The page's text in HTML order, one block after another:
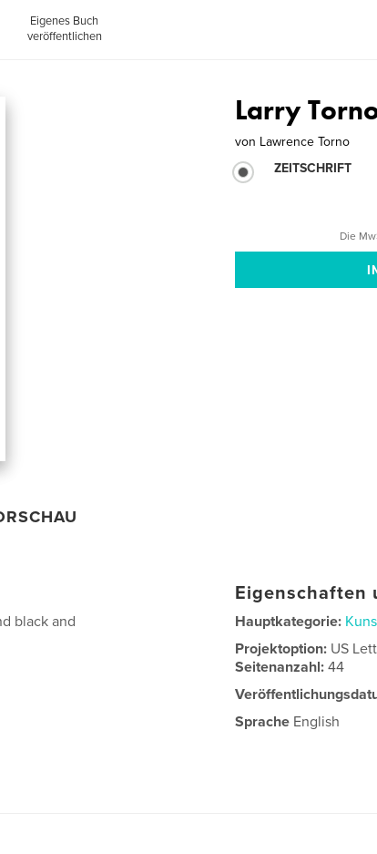
Eigenes Buch
veröffentlichen
Larry
von Lawrence Torno
ZEITSCHRIFT
Die
black and
Eigenschaften
Hauptkategorie:
Projektoption: US
Seitenanzahl:44
Sprache English